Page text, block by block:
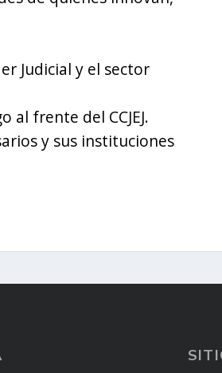
Judicial y el sector
al frente del CCJEJ.
y sus instituciones